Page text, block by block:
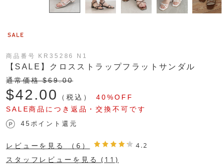
商品番号 KR35286 N1
【SALE】クロスストラップフラットサンダル
通常価格 $‌69.00
$‌42.00 （税込）
40%OFF
SALE商品につき返品・交換不可です
45ポイント還元
レビューを見る （6） 4.2
スタッフレビューを見る (11)